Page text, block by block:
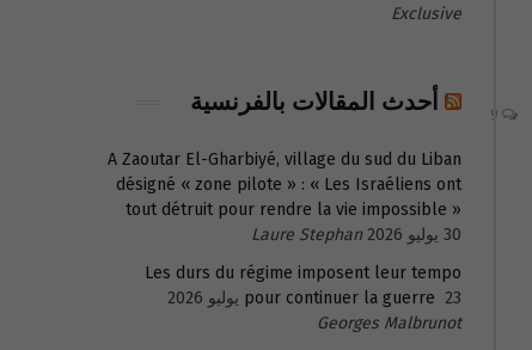
Exclusive
أحدث المقالات بالفرنسية
A Zaoutar El-Gharbiyé, village du sud du Liban
désigné « zone pilote » : « Les Israéliens ont
tout détruit pour rendre la vie impossible »
30 يوليو 2026
Laure Stephan
Les durs du régime imposent leur tempo
pour continuer la guerre 23 يوليو 2026
Georges Malbrunot